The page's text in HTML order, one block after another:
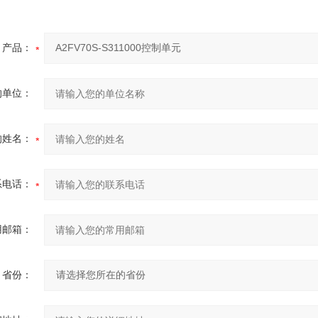
产品：
位：
名：
话：
箱：
省份：